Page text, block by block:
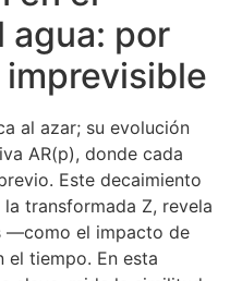
agua: por
al azar; su evolución
AR(p), donde cada
Este decaimiento
transformada Z, revela
—como el impacto de
tiempo. En esta